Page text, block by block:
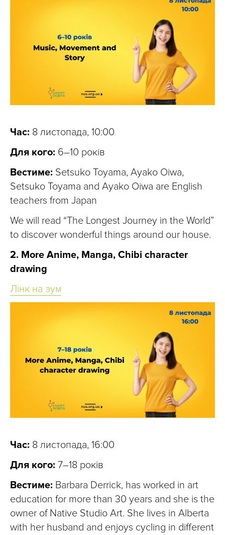
Час: 8 листопада, 10:00
Для кого: 6–10 років
Вестиме: Setsuko Toyama, Ayako Oiwa,
Setsuko Toyama and Ayako Oiwa are English
teachers from Japan
We will read “The Longest Journey in the World”
to discover wonderful things around our house.
2. More Anime, Manga, Chibi character
drawing
Лінк на зум
Час: 8 листопада, 16:00
Для кого: 7–18 років
Вестиме: Barbara Derrick, has worked in art
education for more than 30 years and she is the
owner of Native Studio Art. She lives in Alberta
with her husband and enjoys cycling in different